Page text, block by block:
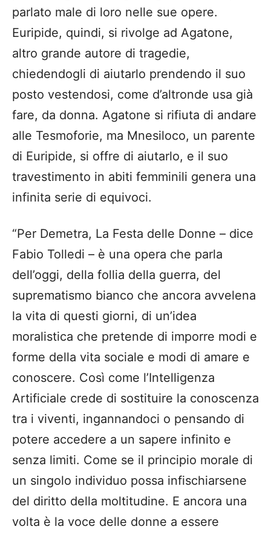
parlato male di loro nelle sue opere.
Euripide, quindi, si rivolge ad Agatone,
altro grande autore di tragedie,
chiedendogli di aiutarlo prendendo il suo
posto vestendosi, come d’altronde usa già
fare, da donna. Agatone si rifiuta di andare
alle Tesmoforie, ma Mnesiloco, un parente
di Euripide, si offre di aiutarlo, e il suo
travestimento in abiti femminili genera una
infinita serie di equivoci.
“Per Demetra, La Festa delle Donne – dice
Fabio Tolledi – è una opera che parla
dell’oggi, della follia della guerra, del
suprematismo bianco che ancora avvelena
la vita di questi giorni, di un’idea
moralistica che pretende di imporre modi e
forme della vita sociale e modi di amare e
conoscere. Così come l’Intelligenza
Artificiale crede di sostituire la conoscenza
tra i viventi, ingannandoci o pensando di
potere accedere a un sapere infinito e
senza limiti. Come se il principio morale di
un singolo individuo possa infischiarsene
del diritto della moltitudine. E ancora una
volta è la voce delle donne a essere